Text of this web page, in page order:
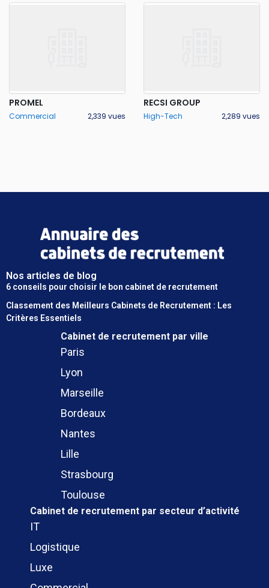
PROMEL
Commercial 2,339 vues
RECSI GROUP
High-Tech 2,289 vues
Nos articles de blog
6 conseils pour choisir le bon cabinet de recrutement
Classement des Meilleurs Cabinets de Recrutement : Les
Critères Essentiels
Cabinet de recrutement par ville
Paris
Lyon
Marseille
Bordeaux
Nantes
Lille
Strasbourg
Toulouse
Cabinet de recrutement par secteur d’activité
IT
Logistique
Luxe